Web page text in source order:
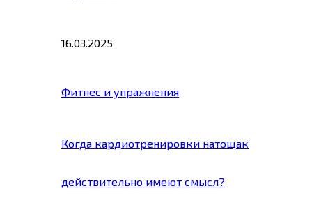
16.03.2025
Фитнес и упражнения
Когда кардиотренировки натощак
действительно имеют смысл?